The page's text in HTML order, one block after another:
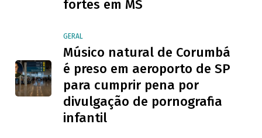
fortes em MS
GERAL
Músico natural de Corumbá
é preso em aeroporto de SP
para cumprir pena por
divulgação de pornografia
infantil